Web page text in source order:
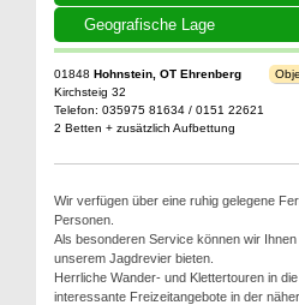
Geografische Lage
01848 Hohnstein, OT Ehrenberg
Kirchsteig 32
Telefon: 035975 81634 / 0151 22621
2 Betten + zusätzlich Aufbettung
Wir verfügen über eine ruhig gelegene
Personen.
Als besonderen Service können wir
unserem Jagdrevier bieten.
Herrliche Wander- und Klettertouren in
interessante Freizeitangebote in der